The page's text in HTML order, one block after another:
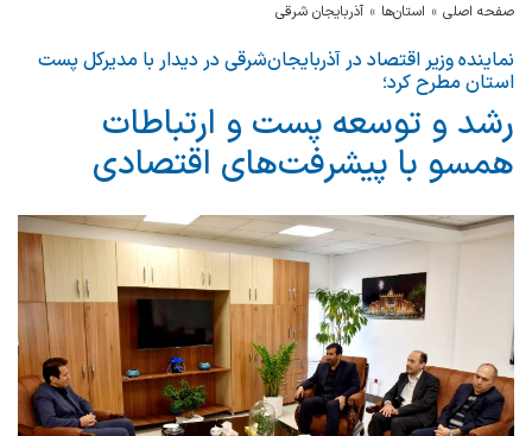
صفحه اصلی استان‌ها آذربايجان شرقي
نماینده وزیر اقتصاد در آذربایجان‌شرقی در دیدار با مدیرکل پست
استان مطرح کرد؛
رشد و توسعه پست و ارتباطات
همسو با پیشرفت‌های اقتصادی